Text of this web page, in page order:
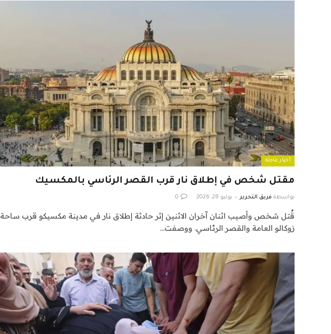
أخبار عاجلة
مقتل شخص في إطلاق نار قرب القصر الرئاسي بالمكسيك
بواسطة فريق التحرير يوليو 28, 2026 0
قُتل شخص وأصيب اثنان آخران الاثنين إثر حادثة إطلاق نار في مدينة مكسيكو قرب ساحة
زوكالو العامة والقصر الرئاسي. ووصفت…